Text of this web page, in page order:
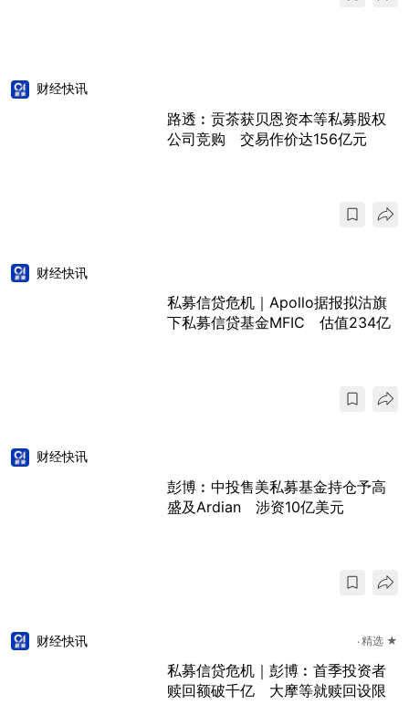
财经快讯
路透︰贡茶获贝恩资本等私募股权
公司竞购 交易作价达156亿元
财经快讯
私募信贷危机｜Apollo据报拟沽旗
下私募信贷基金MFIC 估值234亿
财经快讯
彭博︰中投售美私募基金持仓予高
盛及Ardian 涉资10亿美元
财经快讯 精选 ★
私募信贷危机｜彭博︰首季投资者
赎回额破千亿 大摩等就赎回设限